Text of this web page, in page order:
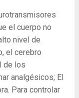
el cuerpo no
nivel de
el cerebro
de los
analgésicos; El
Para controlar